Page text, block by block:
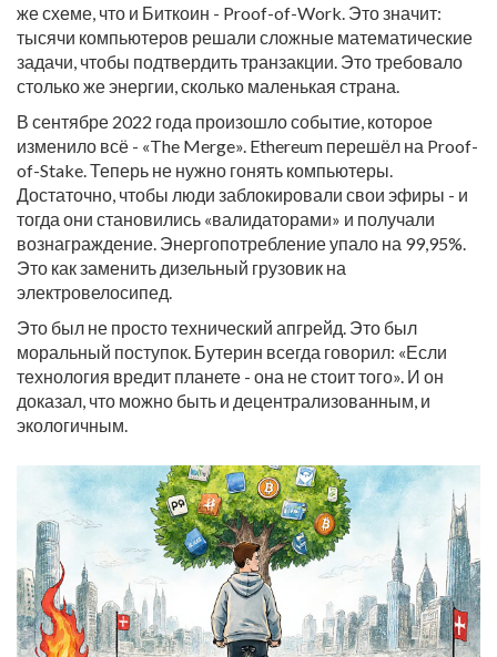
же схеме, что и Биткоин - Proof-of-Work. Это значит:
тысячи компьютеров решали сложные математические
задачи, чтобы подтвердить транзакции. Это требовало
столько же энергии, сколько маленькая страна.
В сентябре 2022 года произошло событие, которое
изменило всё - «The Merge». Ethereum перешёл на Proof-
of-Stake. Теперь не нужно гонять компьютеры.
Достаточно, чтобы люди заблокировали свои эфиры - и
тогда они становились «валидаторами» и получали
вознаграждение. Энергопотребление упало на 99,95%.
Это как заменить дизельный грузовик на
электровелосипед.
Это был не просто технический апгрейд. Это был
моральный поступок. Бутерин всегда говорил: «Если
технология вредит планете - она не стоит того». И он
доказал, что можно быть и децентрализованным, и
экологичным.